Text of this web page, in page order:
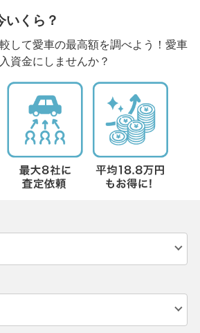
いくら？
して愛車の最高額を調べよう！愛車
資金にしませんか？